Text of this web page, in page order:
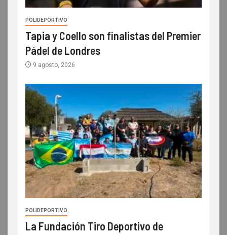
POLIDEPORTIVO
Tapia y Coello son finalistas del Premier
Pádel de Londres
9 agosto, 2026
POLIDEPORTIVO
La Fundación Tiro Deportivo de